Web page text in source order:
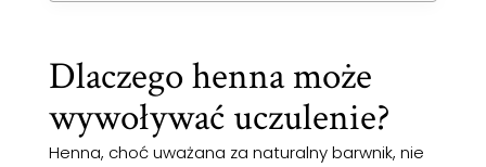
Dlaczego henna może
wywoływać uczulenie?
Henna, choć uważana za naturalny barwnik, nie